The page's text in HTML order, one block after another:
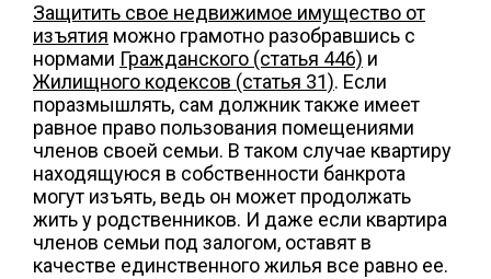
Защитить свое недвижимое имущество от
изъятия можно грамотно разобравшись с
нормами Гражданского (статья 446) и
Жилищного кодексов (статья 31). Если
поразмышлять, сам должник также имеет
равное право пользования помещениями
членов своей семьи. В таком случае квартиру
находящуюся в собственности банкрота
могут изъять, ведь он может продолжать
жить у родственников. И даже если квартира
членов семьи под залогом, оставят в
качестве единственного жилья все равно ее.